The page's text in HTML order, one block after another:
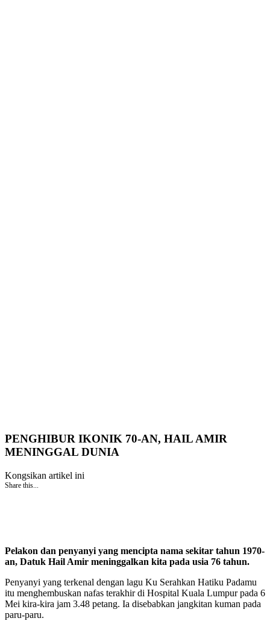
PENGHIBUR IKONIK 70-AN, HAIL AMIR
MENINGGAL DUNIA
Kongsikan artikel ini
Share this...
Pelakon dan penyanyi yang mencipta nama sekitar tahun 1970-
an, Datuk Hail Amir meninggalkan kita pada usia 76 tahun.
Penyanyi yang terkenal dengan lagu Ku Serahkan Hatiku Padamu
itu menghembuskan nafas terakhir di Hospital Kuala Lumpur pada 6
Mei kira-kira jam 3.48 petang. Ia disebabkan jangkitan kuman pada
paru-paru.